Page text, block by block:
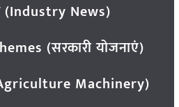
(Industry News)
(सरकारी योजनाएं)
Machinery)